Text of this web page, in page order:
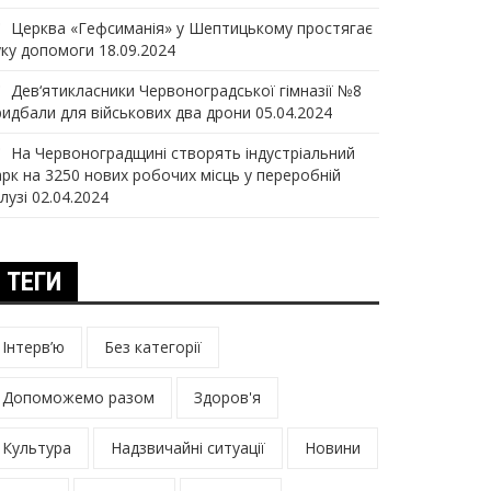
Церква «Гефсиманія» у Шептицькому простягає
допомоги 18.09.2024
Дев‘ятикласники Червоноградської гімназії №8
для військових два дрони 05.04.2024
На Червоноградщині створять індустріальний
на 3250 нових робочих місць у переробній
02.04.2024
ТЕГИ
Інтерв’ю Без категорії
Допоможемо разом Здоров'я
Культура Надзвичайні ситуації Новини